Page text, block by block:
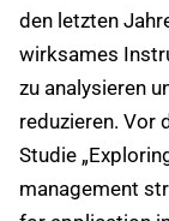
den letzten
wirksames
zu analysieren
reduzieren. Vor
Studie
management